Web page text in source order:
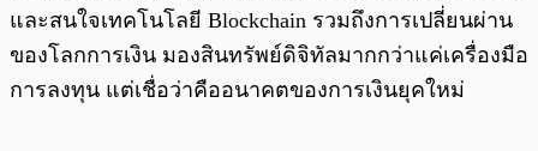
และสนใจเทคโนโลยี Blockchain รวมถึงการเปลี่ยนผ่าน
ของโลกการเงิน มองสินทรัพย์ดิจิทัลมากกว่าแค่เครื่องมือ
การลงทุน แต่เชื่อว่าคืออนาคตของการเงินยุคใหม่